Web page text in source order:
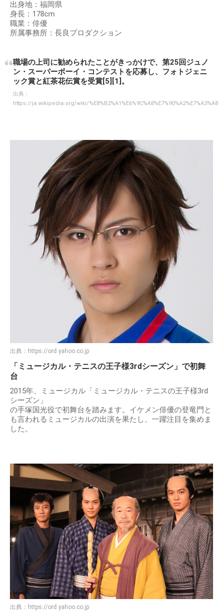
出身地：福岡県
身長：178cm
職業：俳優
所属事務所：長良プロダクション
職場の上司に勧められたことがきっかけで、第25回ジュノ
ン・スーパーボーイ・コンテストを応募し、フォトジェニ
ック賞と紅茶花伝賞を受賞[5][1]。
出典：
https://ja.wikipedia.org/wiki/%E8%B2%A1%E6%9C%A8%E7%90%A2%E7%A3%A8
出典： https://ord.yahoo.co.jp
「ミュージカル・テニスの王子様3rdシーズン」で初舞
台
2015年、ミュージカル「ミュージカル・テニスの王子様3rd
シーズン」
の手塚国光役で初舞台を踏みます。イケメン俳優の登竜門と
も言われるミュージカルの出演を果たし、一躍注目を集めま
した。
出典： https://ord.yahoo.co.jp